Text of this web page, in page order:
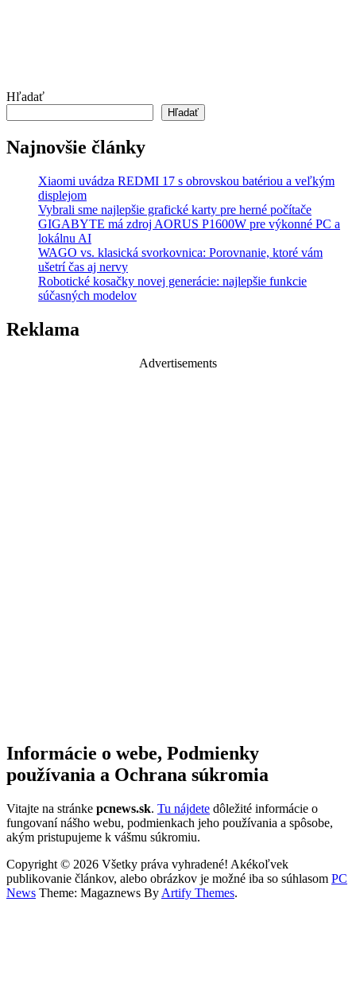
Hľadať
Hľadať
Najnovšie články
Xiaomi uvádza REDMI 17 s obrovskou batériou a veľkým
displejom
Vybrali sme najlepšie grafické karty pre herné počítače
GIGABYTE má zdroj AORUS P1600W pre výkonné PC a
lokálnu AI
WAGO vs. klasická svorkovnica: Porovnanie, ktoré vám
ušetrí čas aj nervy
Robotické kosačky novej generácie: najlepšie funkcie
súčasných modelov
Reklama
Advertisements
Informácie o webe, Podmienky
používania a Ochrana súkromia
Vitajte na stránke pcnews.sk. Tu nájdete dôležité informácie o
fungovaní nášho webu, podmienkach jeho používania a spôsobe,
akým pristupujeme k vášmu súkromiu.
Copyright © 2026 Všetky práva vyhradené! Akékoľvek
publikovanie článkov, alebo obrázkov je možné iba so súhlasom PC
News Theme: Magaznews By Artify Themes.